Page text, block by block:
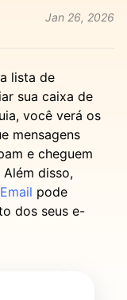
Jan 26, 2026
lista de
sua caixa de
você verá os
mensagens
e cheguem
disso,
pode
dos seus e-